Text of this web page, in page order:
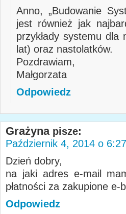
Anno, „Budowanie
jest również jak
przykłady systemu dla
lat) oraz nastolatków.
Pozdrawiam,
Małgorzata
Odpowiedz
Grażyna pisze:
Październik 4, 2014 o
Dzień dobry,
na jaki adres e-mail
płatności za zakupione e-
Odpowiedz